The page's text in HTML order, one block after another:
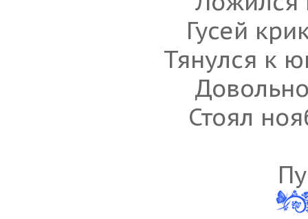
Гусей
Тянулся к
Стоял